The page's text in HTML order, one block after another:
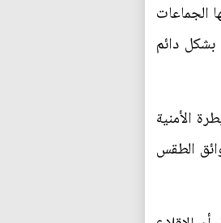
الجماعات
بشكل دائم
الأمنية
الطقس